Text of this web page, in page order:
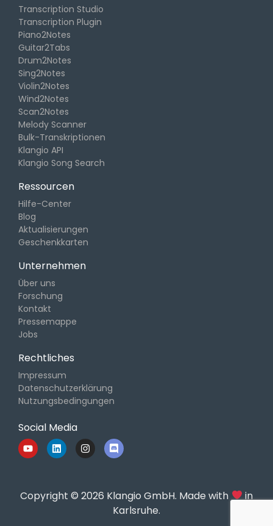
Transcription Studio
Transcription Plugin
Piano2Notes
Guitar2Tabs
Drum2Notes
Sing2Notes
Violin2Notes
Wind2Notes
Scan2Notes
Melody Scanner
Bulk-Transkriptionen
Klangio API
Klangio Song Search
Ressourcen
Hilfe-Center
Blog
Aktualisierungen
Geschenkkarten
Unternehmen
Über uns
Forschung
Kontakt
Pressemappe
Jobs
Rechtliches
Impressum
Datenschutzerklärung
Nutzungsbedingungen
Social Media
Copyright © 2026 Klangio GmbH. Made with
in
Karlsruhe.